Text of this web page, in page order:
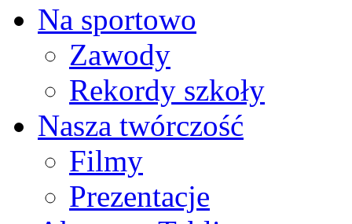
Na sportowo
Zawody
Rekordy szkoły
Nasza twórczość
Filmy
Prezentacje